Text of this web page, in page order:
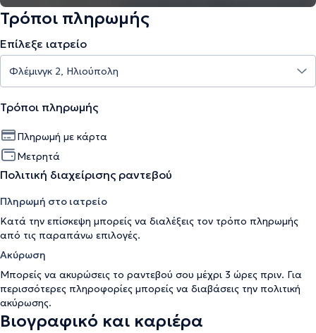
Τρόποι πληρωμής
Επίλεξε ιατρείο
Τρόποι πληρωμής
Πληρωμή με κάρτα
Μετρητά
Πολιτική διαχείρισης ραντεβού
Πληρωμή στο ιατρείο
Κατά την επίσκεψη μπορείς να διαλέξεις τον τρόπο πληρωμής
από τις παραπάνω επιλογές.
Ακύρωση
Μπορείς να ακυρώσεις το ραντεβού σου μέχρι 3 ώρες πριν. Για
περισσότερες πληροφορίες μπορείς να διαβάσεις την πολιτική
ακύρωσης.
Βιογραφικό και καριέρα